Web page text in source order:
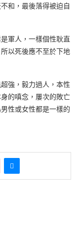
和，最後落得被迫自
軍人，一樣個性耿直
以死後應不至於下地
強，毅力過人，本性
的嗔念，屢次的敗亡
性或女性都是一樣的